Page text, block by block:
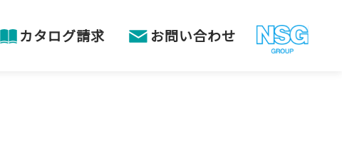
カタログ請求 お問い合わせ